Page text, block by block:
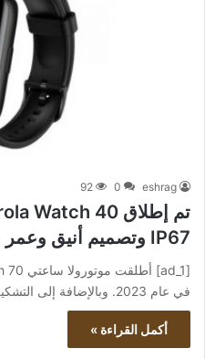
eshrag
0
92
IP67 وتصميم أنيق وعمر بطارية طويل
في عام 2023. وبالإضافة إلى التشكيلة، أعلنت الشركة عن ساعة…
أكمل القراءة »